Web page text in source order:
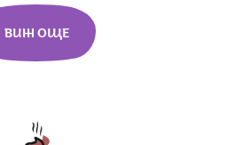
ВИЖ ОЩЕ